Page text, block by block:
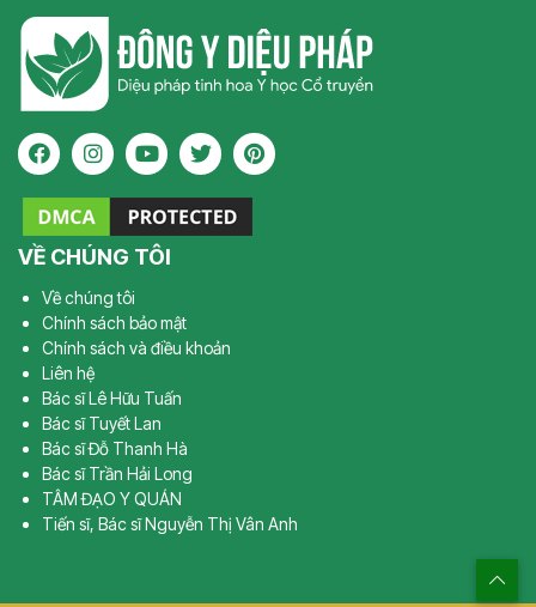
VỀ CHÚNG TÔI
Về chúng tôi
Chính sách bảo mật
Chính sách và điều khoản
Liên hệ
Bác sĩ Lê Hữu Tuấn
Bác sĩ Tuyết Lan
Bác sĩ Đỗ Thanh Hà
Bác sĩ Trần Hải Long
TÂM ĐẠO Y QUÁN
Tiến sĩ, Bác sĩ Nguyễn Thị Vân Anh